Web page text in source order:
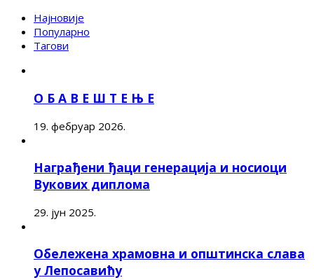
Најновије
Популарно
Тагови
О Б А В Е Ш Т Е Њ Е
19. фебруар 2026.
Награђени ђаци генерација и носиоци
Вукових диплома
29. јун 2025.
Обележена храмовна и општинска слава
у Лепосавићу